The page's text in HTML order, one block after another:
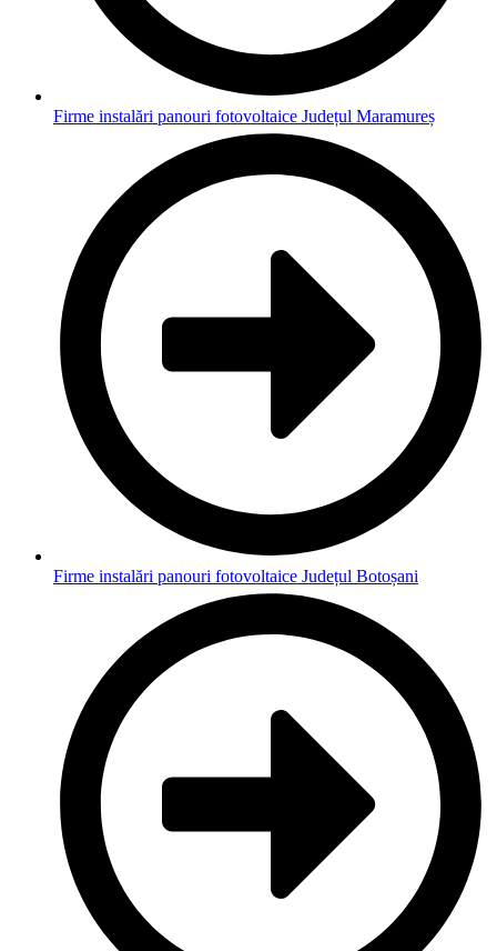
Firme instalări panouri fotovoltaice Județul Maramureș
Firme instalări panouri fotovoltaice Județul Botoșani